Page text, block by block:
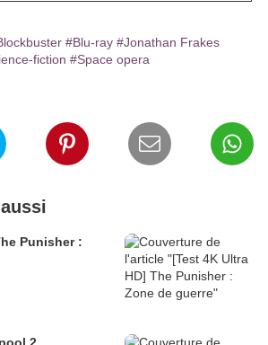
#Blu-ray #Jonathan Frakes
fiction #Space opera
Punisher :